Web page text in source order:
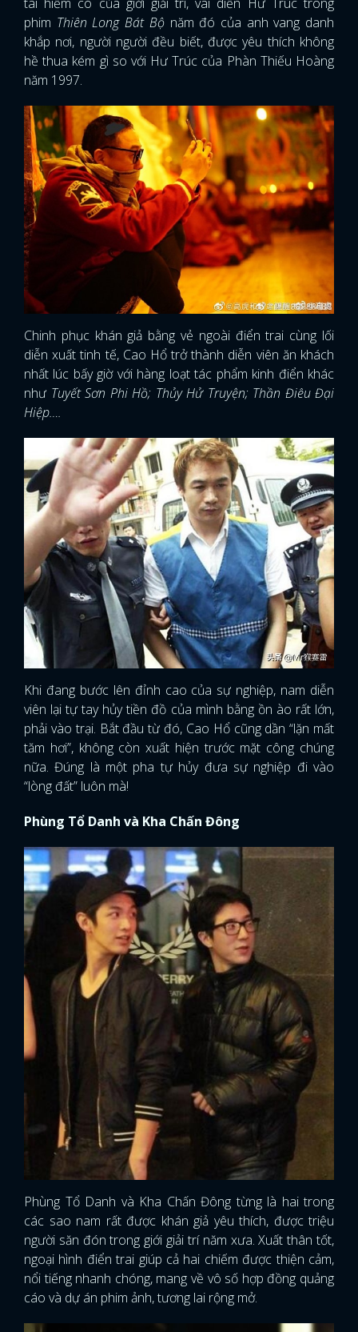
ĐĂNG NHẬP
tài hiếm có của giới giải trí, vai diễn Hư Trúc trong
phim Thiên Long Bát Bộ năm đó của anh vang danh
khắp nơi, người người đều biết, được yêu thích không
hề thua kém gì so với Hư Trúc của Phàn Thiếu Hoàng
năm 1997.
Chinh phục khán giả bằng vẻ ngoài điển trai cùng lối
diễn xuất tinh tế, Cao Hổ trở thành diễn viên ăn khách
nhất lúc bấy giờ với hàng loạt tác phẩm kinh điển khác
như Tuyết Sơn Phi Hồ; Thủy Hử Truyện; Thần Điêu Đại
Hiệp….
Khi đang bước lên đỉnh cao của sự nghiệp, nam diễn
viên lại tự tay hủy tiền đồ của mình bằng ồn ào rất lớn,
phải vào trại. Bắt đầu từ đó, Cao Hổ cũng dần “lặn mất
tăm hơi”, không còn xuất hiện trước mặt công chúng
nữa. Đúng là một pha tự hủy đưa sự nghiệp đi vào
“lòng đất” luôn mà!
Phùng Tổ Danh và Kha Chấn Đông
Phùng Tổ Danh và Kha Chấn Đông từng là hai trong
các sao nam rất được khán giả yêu thích, được triệu
người săn đón trong giới giải trí năm xưa. Xuất thân tốt,
ngoại hình điển trai giúp cả hai chiếm được thiện cảm,
nổi tiếng nhanh chóng, mang về vô số hợp đồng quảng
cáo và dự án phim ảnh, tương lai rộng mở.